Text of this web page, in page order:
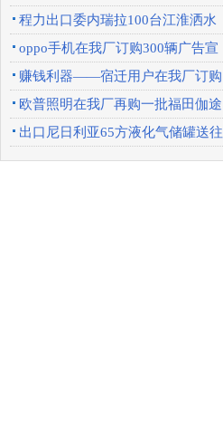
车
程力出口委内瑞拉100台江淮洒水
车圆满完成
oppo手机在我厂订购300辆广告宣
传车
赚钱利器——宿迁用户在我厂订购
一批东风天锦
欧普照明在我厂再购一批福田伽途
广告宣传车
出口尼日利亚65方液化气储罐送往
上海港口